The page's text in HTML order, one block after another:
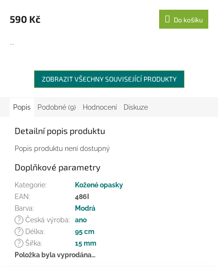
590 Kč Do košíku
...
ZOBRAZIT VŠECHNY SOUVISEJÍCÍ PRODUKTY
Popis Podobné (9) Hodnocení Diskuze
Detailní popis produktu
Popis produktu není dostupný
Doplňkové parametry
Kategorie:
Kožené opasky
EAN:
486I
Barva:
Modrá
?
Česká výroba:
ano
?
Délka:
95 cm
?
Šířka:
15 mm
Položka byla vyprodána…